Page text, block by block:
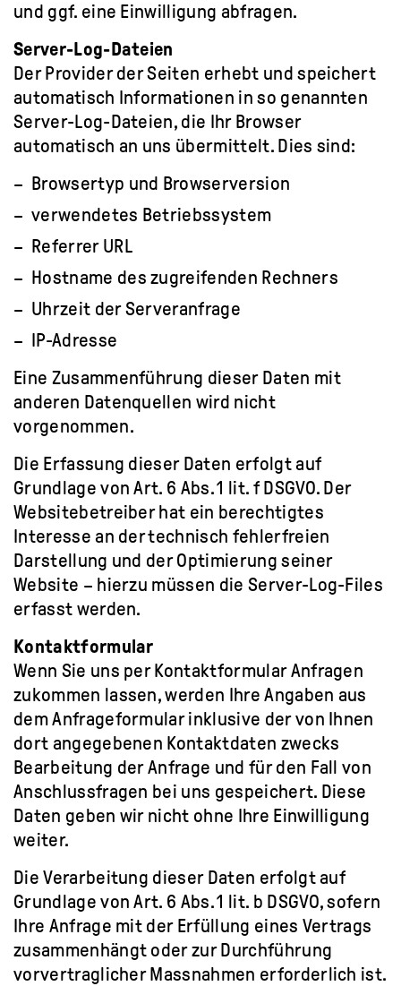
und ggf. eine Einwilligung abfragen.
Server-Log-Dateien
Der Provider der Seiten erhebt und speichert
automatisch Informationen in so genannten
Server-Log-Dateien, die Ihr Browser
automatisch an uns übermittelt. Dies sind:
Browsertyp und Browserversion
verwendetes Betriebssystem
Referrer URL
Hostname des zugreifenden Rechners
Uhrzeit der Serveranfrage
IP-Adresse
Eine Zusammenführung dieser Daten mit
anderen Datenquellen wird nicht
vorgenommen.
Die Erfassung dieser Daten erfolgt auf
Grundlage von Art. 6 Abs. 1 lit. f DSGVO. Der
Websitebetreiber hat ein berechtigtes
Interesse an der technisch fehlerfreien
Darstellung und der Optimierung seiner
Website – hierzu müssen die Server-Log-Files
erfasst werden.
Kontaktformular
Wenn Sie uns per Kontaktformular Anfragen
zukommen lassen, werden Ihre Angaben aus
dem Anfrageformular inklusive der von Ihnen
dort angegebenen Kontaktdaten zwecks
Bearbeitung der Anfrage und für den Fall von
Anschlussfragen bei uns gespeichert. Diese
Daten geben wir nicht ohne Ihre Einwilligung
weiter.
Die Verarbeitung dieser Daten erfolgt auf
Grundlage von Art. 6 Abs. 1 lit. b DSGVO, sofern
Ihre Anfrage mit der Erfüllung eines Vertrags
zusammenhängt oder zur Durchführung
vorvertraglicher Massnahmen erforderlich ist.